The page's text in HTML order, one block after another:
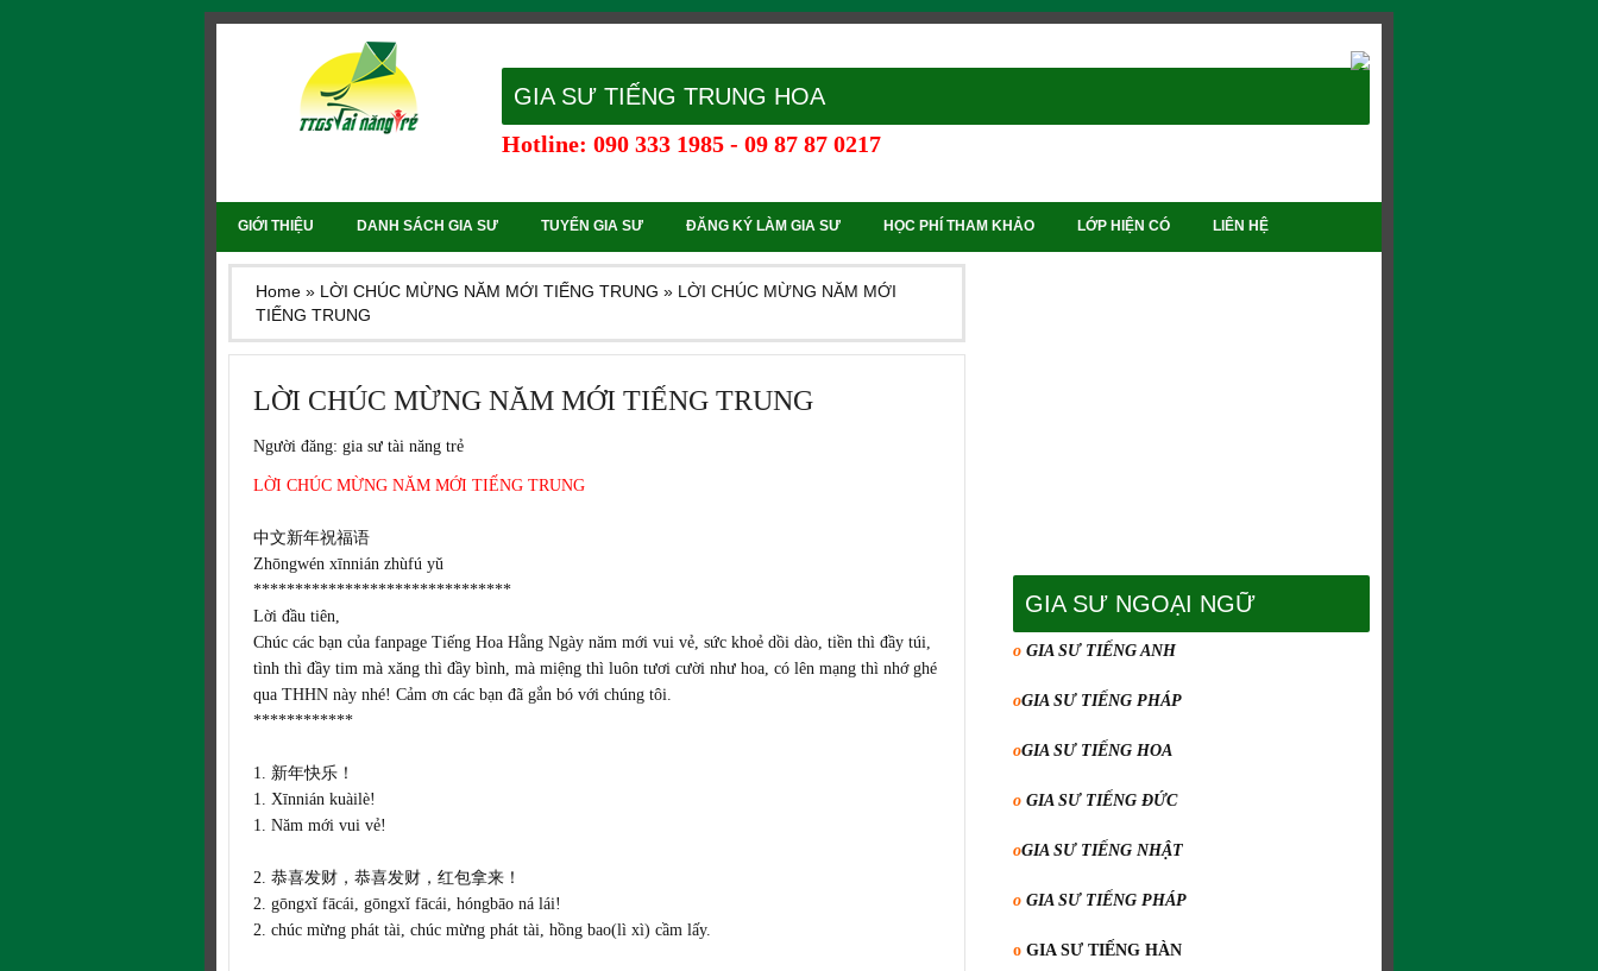
GIA SƯ TIẾNG TRUNG HOA
Hotline: 090 333 1985 - 09 87 87 0217
GIỚI THIỆU DANH SÁCH GIA SƯ TUYỂN GIA SƯ ĐĂNG KÝ LÀM GIA SƯ HỌC PHÍ THAM KHẢO LỚP HIỆN CÓ LIÊN HỆ
Home » LỜI CHÚC MỪNG NĂM MỚI TIẾNG TRUNG » LỜI CHÚC MỪNG NĂM MỚI
TIẾNG TRUNG
LỜI CHÚC MỪNG NĂM MỚI TIẾNG TRUNG
Người đăng: gia sư tài năng trẻ
LỜI CHÚC MỪNG NĂM MỚI TIẾNG TRUNG
中文新年祝福语
Zhōngwén xīnnián zhùfú yǔ
*******************************
Lời đầu tiên,
Chúc các bạn của fanpage Tiếng Hoa Hằng Ngày năm mới vui vẻ, sức khoẻ dồi dào, tiền thì đầy túi,
tình thì đầy tim mà xăng thì đầy bình, mà miệng thì luôn tươi cười như hoa, có lên mạng thì nhớ ghé
qua THHN này nhé! Cảm ơn các bạn đã gắn bó với chúng tôi.
************
1. 新年快乐！
1. Xīnnián kuàilè!
1. Năm mới vui vẻ!
2. 恭喜发财，恭喜发财，红包拿来！
2. gōngxǐ fācái, gōngxǐ fācái, hóngbāo ná lái!
2. chúc mừng phát tài, chúc mừng phát tài, hồng bao(lì xì) cầm lấy.
GIA SƯ NGOẠI NGỮ
o GIA SƯ TIẾNG ANH
oGIA SƯ TIẾNG PHÁP
oGIA SƯ TIẾNG HOA
o GIA SƯ TIẾNG ĐỨC
oGIA SƯ TIẾNG NHẬT
o GIA SƯ TIẾNG PHÁP
o GIA SƯ TIẾNG HÀN